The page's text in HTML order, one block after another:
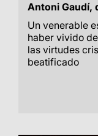
Antoni Gaudí,
Un venerable
haber vivido
las virtudes
beatificado